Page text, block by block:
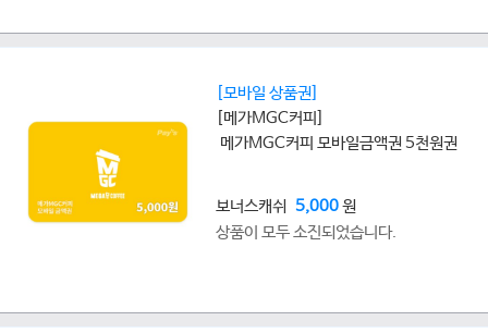
[모바일 상품권]
[메가MGC커피]
메가MGC커피 모바일금액권 5천원권
보너스캐쉬 5,000원
상품이 모두 소진되었습니다.